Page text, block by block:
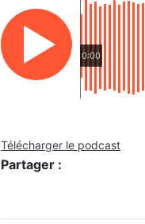
0:00
Télécharger le podcast
Partager :